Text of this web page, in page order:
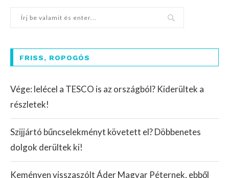
FRISS, ROPOGÓS
Vége: lelécel a TESCO is az országból? Kiderültek a
részletek!
Szijjártó bűncselekményt követett el? Döbbenetes
dolgok derültek ki!
Keményen visszaszólt Áder Magyar Péternek, ebből